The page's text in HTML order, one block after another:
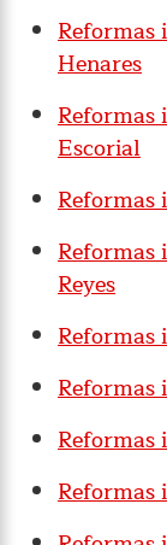
Reformas
Henares
Reformas
Escorial
Reformas
Reformas
Reyes
Reformas
Reformas
Reformas
Reformas